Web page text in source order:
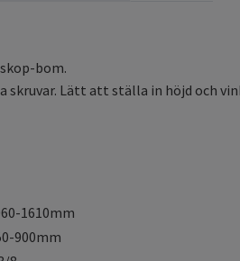
bom.
skruvar. Lätt att ställa in höjd och
1610mm
900mm